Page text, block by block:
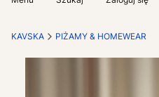
KAVSKA PIŻAMY & HOMEWEAR